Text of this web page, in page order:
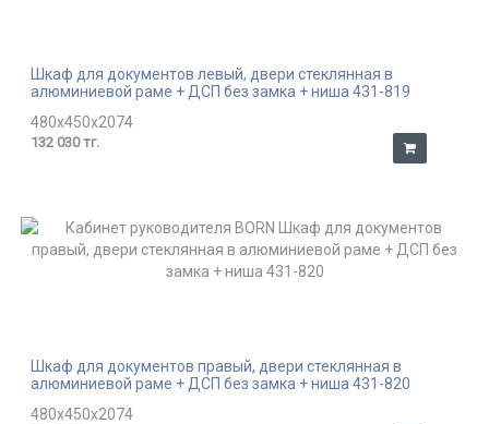
Шкаф для документов левый, двери стеклянная в
алюминиевой раме + ДСП без замка + ниша 431-819
480x450x2074
132 030 тг.
Шкаф для документов правый, двери стеклянная в
алюминиевой раме + ДСП без замка + ниша 431-820
480x450x2074